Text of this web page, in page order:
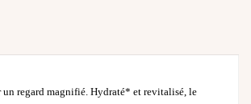
un regard magnifié. Hydraté* et revitalisé, le